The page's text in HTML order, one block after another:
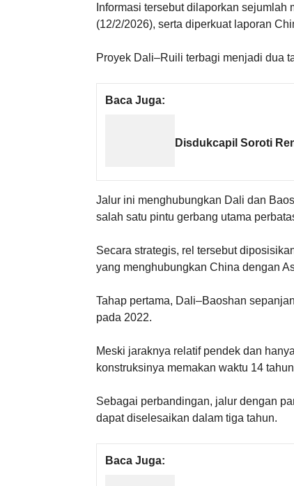
Informasi tersebut dilaporkan
(12/2/2026), serta diperkuat laporan
Proyek Dali–Ruili terbagi menjadi dua
Baca Juga:
Disdukcapil Soroti
Jalur ini menghubungkan Dali dan
salah satu pintu gerbang utama
Secara strategis, rel tersebut
yang menghubungkan China dengan
Tahap pertama, Dali–Baoshan
pada 2022.
Meski jaraknya relatif pendek dan
konstruksinya memakan waktu 14
Sebagai perbandingan, jalur dengan
dapat diselesaikan dalam tiga tahun.
Baca Juga: